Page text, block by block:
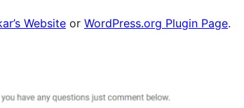
Website or WordPress.org Plugin Page.